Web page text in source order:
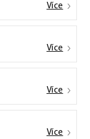
Více
Více
Více
Více